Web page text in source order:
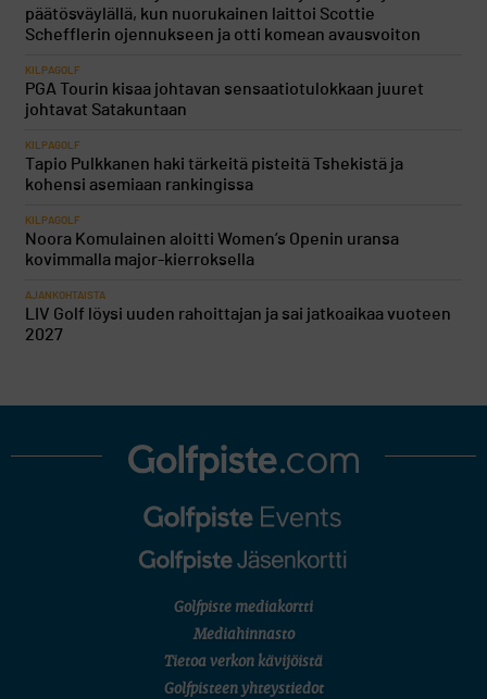
päätösväylällä, kun nuorukainen laittoi Scottie
Schefflerin ojennukseen ja otti komean avausvoiton
KILPAGOLF
PGA Tourin kisaa johtavan sensaatiotulokkaan juuret
johtavat Satakuntaan
KILPAGOLF
Tapio Pulkkanen haki tärkeitä pisteitä Tshekistä ja
kohensi asemiaan rankingissa
KILPAGOLF
Noora Komulainen aloitti Women’s Openin uransa
kovimmalla major-kierroksella
AJANKOHTAISTA
LIV Golf löysi uuden rahoittajan ja sai jatkoaikaa vuoteen
2027
Golfpiste mediakortti
Mediahinnasto
Tietoa verkon kävijöistä
Golfpisteen yhteystiedot